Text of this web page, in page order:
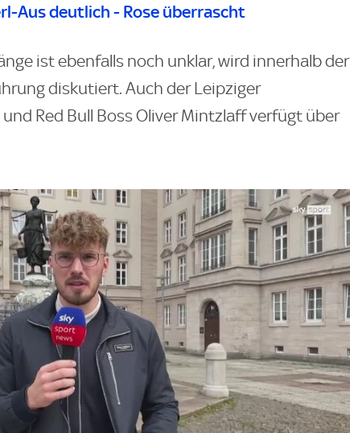
Aus deutlich - Rose überrascht
ist ebenfalls noch unklar, wird innerhalb der
diskutiert. Auch der Leipziger
Red Bull Boss Oliver Mintzlaff verfügt über